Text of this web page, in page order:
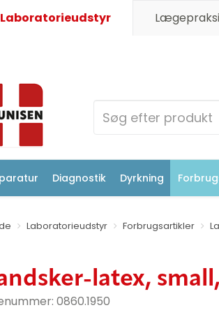
Laboratorieudstyr
Diagnostik Dyrkning
Laboratorieudstyr Forbrugsartikler
latex,
0860.1950